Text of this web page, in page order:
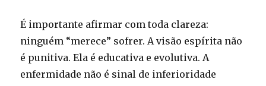
É importante afirmar com toda clareza:
ninguém “merece” sofrer. A visão espírita não
é punitiva. Ela é educativa e evolutiva. A
enfermidade não é sinal de inferioridade